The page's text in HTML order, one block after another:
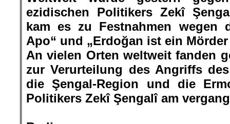
ezidischen Politikers Zekî
kam es zu Festnahmen wegen
Apo“ und „Erdoğan ist ein
An vielen Orten weltweit fanden
zur Verurteilung des Angriffs
die Şengal-Region und die
Politikers Zekî Şengalî am